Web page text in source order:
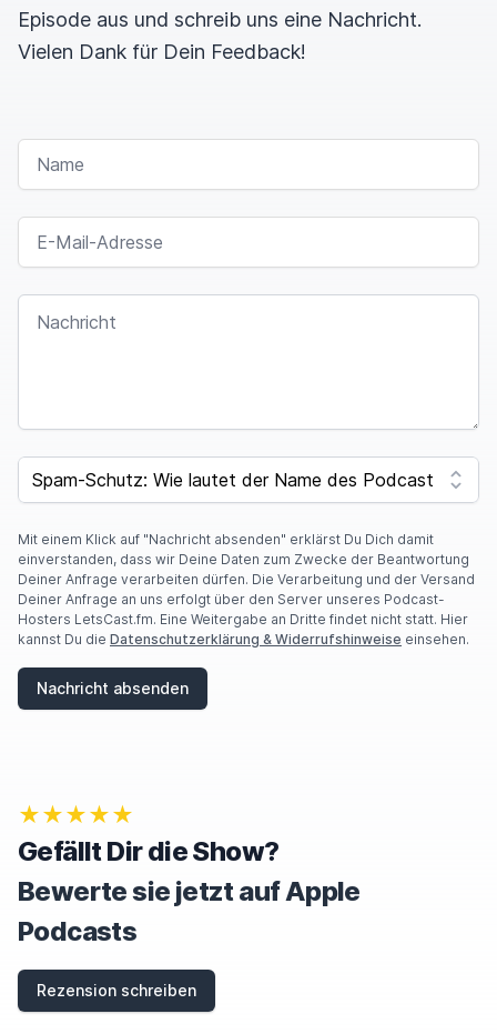
Episode aus und schreib uns eine Nachricht.
Vielen Dank für Dein Feedback!
NAME
E-MAIL-ADRESSE
NACHRICHT
SPAM CAPTCHA
Mit einem Klick auf "Nachricht absenden" erklärst Du Dich damit
einverstanden, dass wir Deine Daten zum Zwecke der Beantwortung
Deiner Anfrage verarbeiten dürfen. Die Verarbeitung und der Versand
Deiner Anfrage an uns erfolgt über den Server unseres Podcast-
Hosters LetsCast.fm. Eine Weitergabe an Dritte findet nicht statt. Hier
kannst Du die Datenschutzerklärung & Widerrufshinweise einsehen.
Nachricht absenden
★★★★★
Gefällt Dir die Show?
Bewerte sie jetzt auf Apple
Podcasts
Rezension schreiben